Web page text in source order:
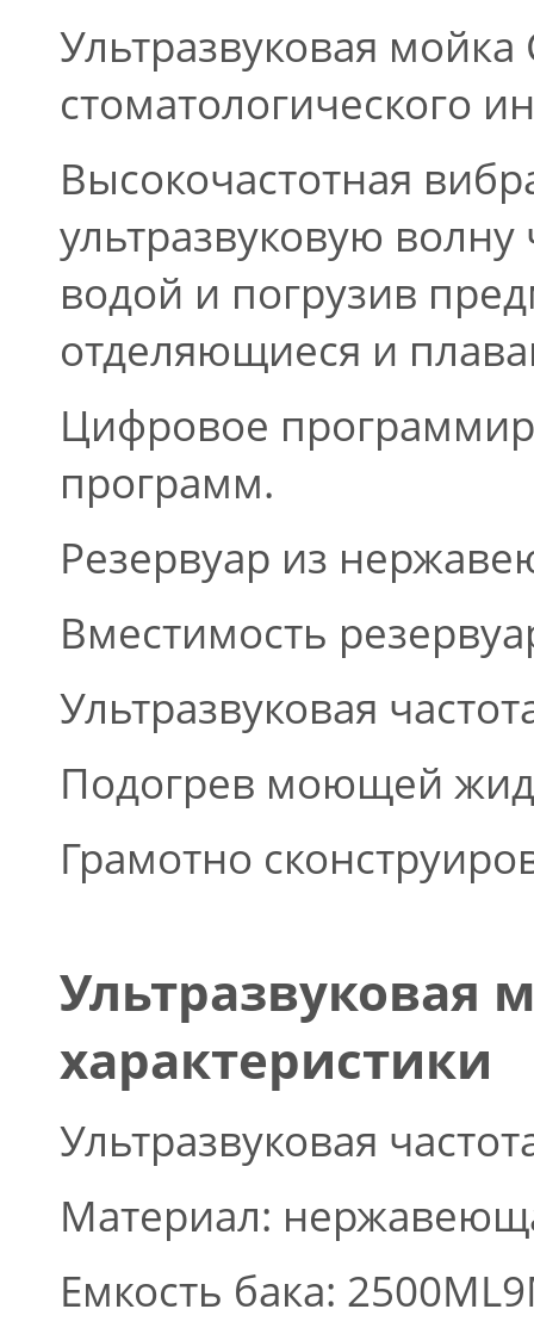
Ультразвуковая мойка
стоматологического
Высокочастотная
ультразвуковую
водой и погрузив
отделяющиеся и
Цифровое
программ.
Резервуар из
Вместимость
Ультразвуковая
Подогрев моющей
Грамотно
Ультразвуковая
характеристики
Ультразвуковая
Материал:
Емкость бака: